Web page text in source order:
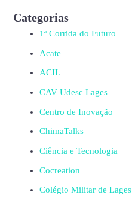
Categorias
1ª Corrida do Futuro
Acate
ACIL
CAV Udesc Lages
Centro de Inovação
ChimaTalks
Ciência e Tecnologia
Cocreation
Colégio Militar de Lages